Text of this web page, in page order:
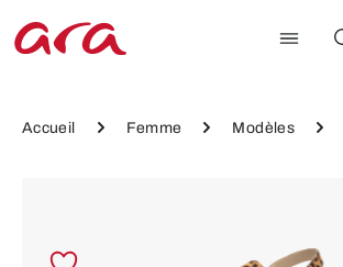
Passer au contenu principal
Accueil Femme Modèles